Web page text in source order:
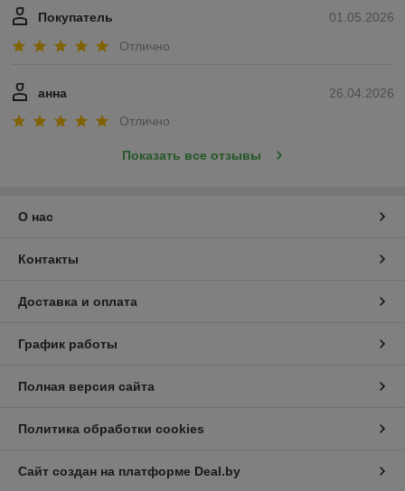
01.05.2026
Покупатель
Отлично
26.04.2026
анна
Отлично
Показать все отзывы
О нас
Контакты
Доставка и оплата
График работы
Полная версия сайта
Политика обработки cookies
Сайт создан на платформе Deal.by